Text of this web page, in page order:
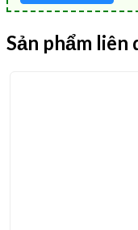
Sản phẩm liên